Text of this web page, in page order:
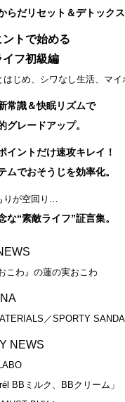
らだリセット＆デトックス
ントで始める
イフ初級編
はじめ、シワなし生活、マイ
常識＆快眠リズムで
グレードアップ。
イントだけ速攻キレイ！
ムでおそうじを効率化。
りが空回り…
な“素敵ライフ”証言集。
こわ』の蓮の実おこわ
／SPORTY
NEWS
BBミルク、BBクリーム」